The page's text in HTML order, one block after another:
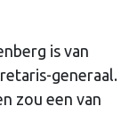
is van
generaal.
zou een van